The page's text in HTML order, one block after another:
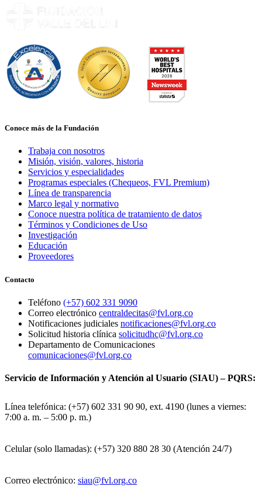
Conoce más de la Fundación
Trabaja con nosotros
Misión, visión, valores, historia
Servicios y especialidades
Programas especiales (Chequeos, FVL Premium)
Línea de transparencia
Marco legal y normativo
Conoce nuestra política de tratamiento de datos
Términos y Condiciones de Uso
Investigación
Educación
Proveedores
Contacto
Teléfono (+57) 602 331 9090
Correo electrónico centraldecitas@fvl.org.co
Notificaciones judiciales notificaciones@fvl.org.co
Solicitud historia clínica solicitudhc@fvl.org.co
Departamento de Comunicaciones
comunicaciones@fvl.org.co
Servicio de Información y Atención al Usuario (SIAU) – PQRS:
Línea telefónica: (+57) 602 331 90 90, ext. 4190 (lunes a viernes:
7:00 a. m. – 5:00 p. m.)
Celular (solo llamadas): (+57) 320 880 28 30 (Atención 24/7)
Correo electrónico: siau@fvl.org.co